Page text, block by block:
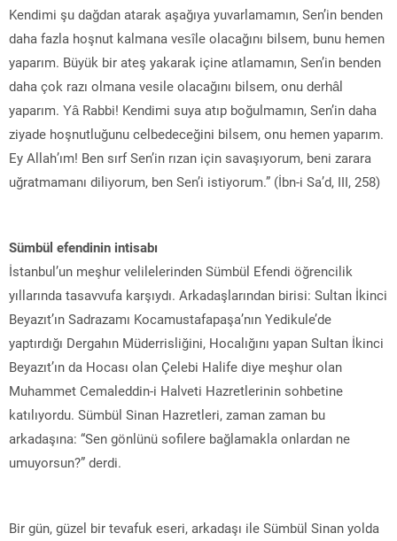
Kendimi şu dağdan atarak aşağıya yuvarlamamın, Sen’in benden
daha fazla hoşnut kalmana vesîle olacağını bilsem, bunu hemen
yaparım. Büyük bir ateş yakarak içine atlamamın, Sen’in benden
daha çok razı olmana vesile olacağını bilsem, onu derhâl
yaparım. Yâ Rabbi! Kendimi suya atıp boğulmamın, Sen’in daha
ziyade hoşnutluğunu celbedeceğini bilsem, onu hemen yaparım.
Ey Allah’ım! Ben sırf Sen’in rızan için savaşıyorum, beni zarara
uğratmamanı diliyorum, ben Sen’i istiyorum.” (İbn-i Sa’d, III, 258)
Sümbül efendinin intisabı
İstanbul’un meşhur velilelerinden Sümbül Efendi öğrencilik
yıllarında tasavvufa karşıydı. Arkadaşlarından birisi: Sultan İkinci
Beyazıt’ın Sadrazamı Kocamustafapaşa’nın Yedikule’de
yaptırdığı Dergahın Müderrisliğini, Hocalığını yapan Sultan İkinci
Beyazıt’ın da Hocası olan Çelebi Halife diye meşhur olan
Muhammet Cemaleddin-i Halveti Hazretlerinin sohbetine
katılıyordu. Sümbül Sinan Hazretleri, zaman zaman bu
arkadaşına: “Sen gönlünü sofilere bağlamakla onlardan ne
umuyorsun?” derdi.
Bir gün, güzel bir tevafuk eseri, arkadaşı ile Sümbül Sinan yolda